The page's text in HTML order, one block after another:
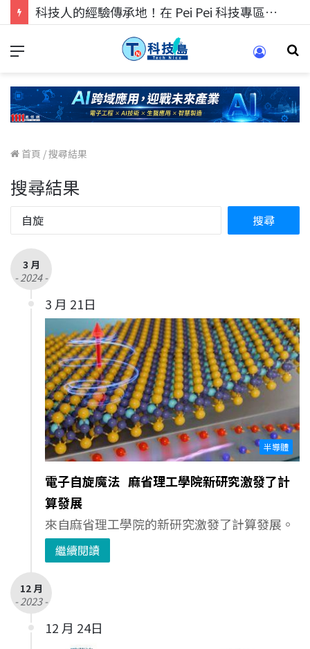
科技人的經驗傳承地！在 Pei Pei 科技專區，與學弟妹交流最硬核的技術
首頁 /搜尋結果
搜尋結果
3 月
- 2024 -
3 月 21日
半導體
電子自旋魔法 麻省理工學院新研究激發了計
算發展
來自麻省理工學院的新研究激發了計算發展。
繼續閱讀
12 月
- 2023 -
12 月 24日